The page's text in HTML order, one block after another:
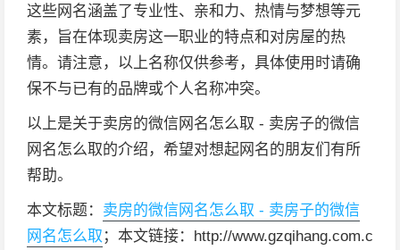
这些网名涵盖了专业性、亲和力、热情与梦想等元
素，旨在体现卖房这一职业的特点和对房屋的热
情。请注意，以上名称仅供参考，具体使用时请确
保不与已有的品牌或个人名称冲突。
以上是关于卖房的微信网名怎么取 - 卖房子的微信
网名怎么取的介绍，希望对想起网名的朋友们有所
帮助。
本文标题： 卖房的微信网名怎么取 - 卖房子的微信
网名怎么取 ；本文链接：http://www.gzqihang.com.c